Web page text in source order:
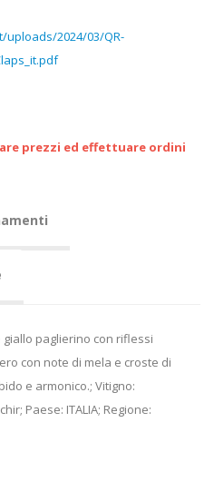
2024/03/QR-
prezzi ed effettuare ordini
paglierino con riflessi
con note di mela e croste di
e armonico.; Vitigno:
Paese: ITALIA; Regione: